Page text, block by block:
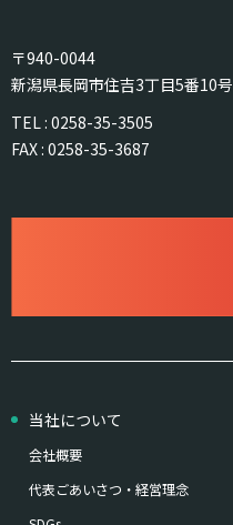
〒940-0044
新潟県長岡市住吉3丁目5番10号
TEL : 0258-35-3505
FAX : 0258-35-3687
当社について
会社概要
代表ごあいさつ・経営理念